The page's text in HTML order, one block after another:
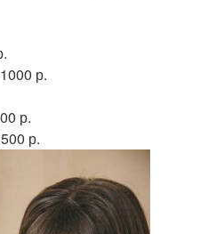
р.
р.
р.